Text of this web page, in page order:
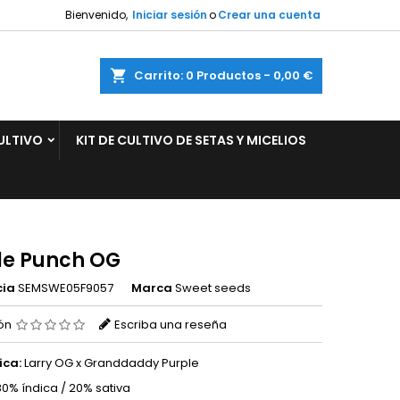
Bienvenido, Iniciar sesiónoCrear una cuenta
Carrito 0 Productos - 0,00 €
KIT DE CULTIVO DE SETAS Y MICELIOS
Punch OG
SEMSWE05F9057 Marca Sweet seeds
Escriba una reseña
Larry OG x Granddaddy Purple
índica / 20% sativa